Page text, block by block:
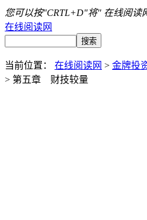
您可以按"CRTL+D"将" 在线阅读
在线阅读网
当前位置： 在线阅读网 > 金牌投
> 第五章 财技较量